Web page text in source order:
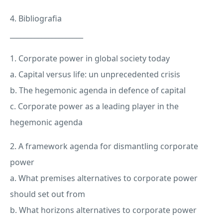
4. Bibliografia
1. Corporate power in global society today
a. Capital versus life: un unprecedented crisis
b. The hegemonic agenda in defence of capital
c. Corporate power as a leading player in the
hegemonic agenda
2. A framework agenda for dismantling corporate
power
a. What premises alternatives to corporate power
should set out from
b. What horizons alternatives to corporate power